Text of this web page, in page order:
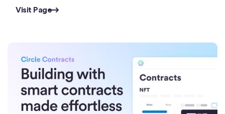
Visit Page